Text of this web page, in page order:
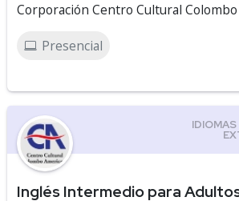
Corporación Centro Cultural
Presencial
Inglés Intermedio para